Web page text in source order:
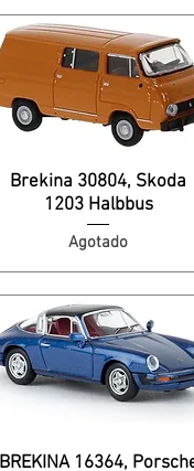
Brekina 30804, Skoda
1203 Halbbus
Agotado
BREKINA 16364,